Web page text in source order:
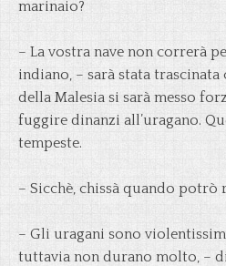
marinaio?
– La vostra nave non correrà
indiano, – sarà stata
della Malesia si sarà messo
fuggire dinanzi all’uragano.
tempeste.
– Sicchè, chissà quando potrò
– Gli uragani sono
tuttavia non durano molto, –